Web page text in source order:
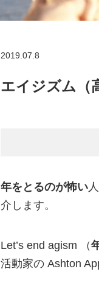
2019.07.8
エイジズム（
年をとるのが怖い
介します。
Let’s end agism （
活動家の Ashton